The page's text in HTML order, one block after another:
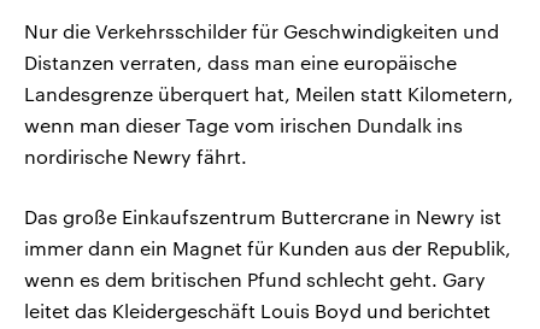
Nur die Verkehrsschilder für Geschwindigkeiten und
Distanzen verraten, dass man eine europäische
Landesgrenze überquert hat, Meilen statt Kilometern,
wenn man dieser Tage vom irischen Dundalk ins
nordirische Newry fährt.
Das große Einkaufszentrum Buttercrane in Newry ist
immer dann ein Magnet für Kunden aus der Republik,
wenn es dem britischen Pfund schlecht geht. Gary
leitet das Kleidergeschäft Louis Boyd und berichtet